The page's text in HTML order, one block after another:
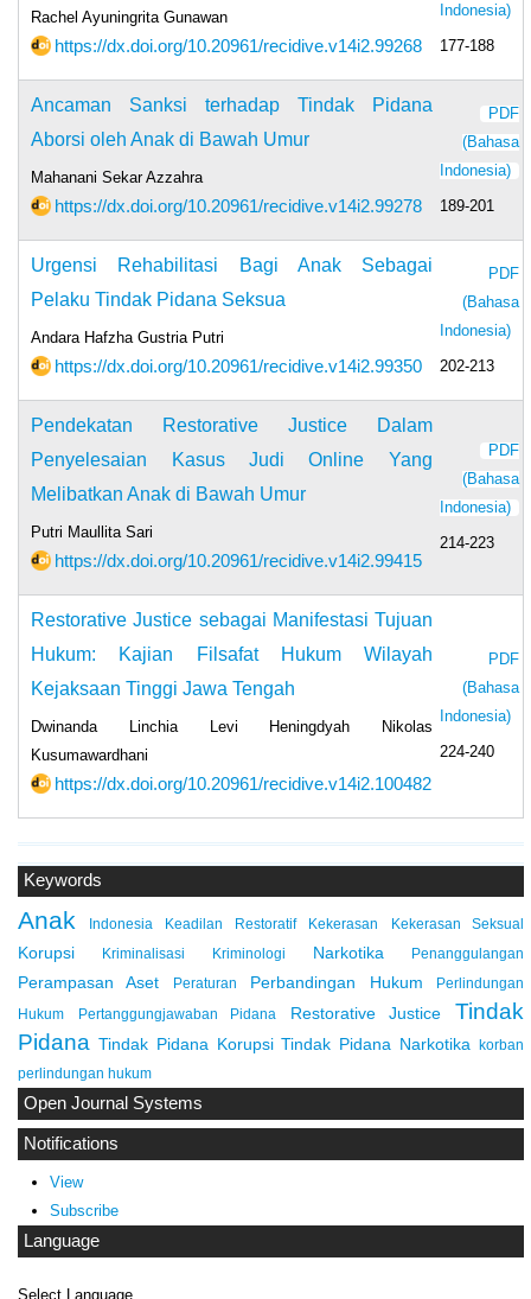
Keywords
Anak Indonesia Keadilan Restoratif Kekerasan Kekerasan Seksual
Korupsi Kriminalisasi Kriminologi Narkotika Penanggulangan
Perampasan Aset Peraturan Perbandingan Hukum
Perlindungan
Hukum
Pertanggungjawaban Pidana Restorative Justice
Tindak
Pidana Tindak Pidana Korupsi Tindak Pidana Narkotika korban
perlindungan hukum
Open Journal Systems
Notifications
View
Subscribe
Language
Select Language
Rachel Ayuningrita Gunawan
https://dx.doi.org/10.20961/recidive.v14i2.99268
Indonesia)
177-188
Ancaman Sanksi terhadap Tindak Pidana
Aborsi oleh Anak di Bawah Umur
Mahanani Sekar Azzahra
https://dx.doi.org/10.20961/recidive.v14i2.99278
PDF
(Bahasa
Indonesia)
189-201
Urgensi Rehabilitasi Bagi Anak Sebagai
Pelaku Tindak Pidana Seksua
Andara Hafzha Gustria Putri
https://dx.doi.org/10.20961/recidive.v14i2.99350
PDF
(Bahasa
Indonesia)
202-213
Pendekatan Restorative Justice Dalam
Penyelesaian Kasus Judi Online Yang
Melibatkan Anak di Bawah Umur
Putri Maullita Sari
https://dx.doi.org/10.20961/recidive.v14i2.99415
PDF
(Bahasa
Indonesia)
214-223
Restorative Justice sebagai Manifestasi Tujuan
Hukum: Kajian Filsafat Hukum Wilayah
Kejaksaan Tinggi Jawa Tengah
Dwinanda Linchia Levi Heningdyah Nikolas
Kusumawardhani
https://dx.doi.org/10.20961/recidive.v14i2.100482
PDF
(Bahasa
Indonesia)
224-240